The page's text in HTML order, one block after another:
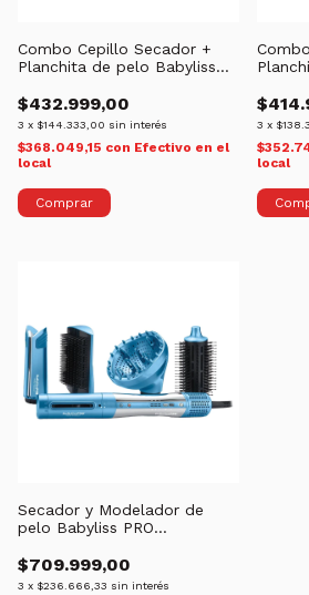
Combo Cepillo Secador +
Planchita de pelo Babyliss
$432.999,00
3 x $144.333,00 sin interés
$368.049,15 con Efectivo en el
local
3 x
local
Secador y Modelador de
pelo Babyliss PRO
$709.999,00
3 x $236.666,33 sin interés